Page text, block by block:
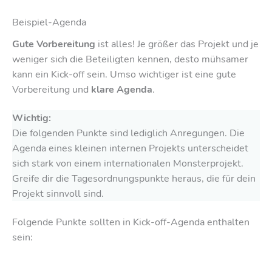
Beispiel-Agenda
Gute Vorbereitung ist alles! Je größer das Projekt und je
weniger sich die Beteiligten kennen, desto mühsamer
kann ein Kick-off sein. Umso wichtiger ist eine gute
Vorbereitung und klare Agenda.
Wichtig:
Die folgenden Punkte sind lediglich Anregungen. Die
Agenda eines kleinen internen Projekts unterscheidet
sich stark von einem internationalen Monsterprojekt.
Greife dir die Tagesordnungspunkte heraus, die für dein
Projekt sinnvoll sind.
Folgende Punkte sollten in Kick-off-Agenda enthalten
sein: